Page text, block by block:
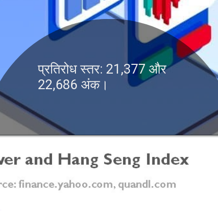
प्रतिरोध स्तर: 21,377 और
22,686 अंक।